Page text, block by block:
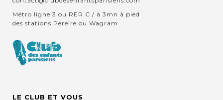
Métro ligne 3 ou RER C / à 3mn à pied
des stations Pereire ou Wagram
LE CLUB ET VOUS